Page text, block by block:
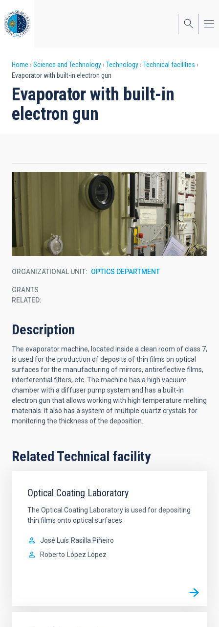
to
main
content
Breadcrumb
Home Science and Technology Technology
Technical facilities
Evaporator with built-in electron gun
Evaporator with built-in
electron gun
ORGANIZATIONAL UNIT OPTICS DEPARTMENT
GRANTS
RELATED:
Description
The evaporator machine, located inside a clean room of class 7,
is used for the production of deposits of thin films on optical
surfaces for the manufacturing of mirrors, antireflective films,
interferential filters, etc. The machine has a high vacuum
chamber with a diffuser pump system and has a built-in
electron gun that allows working with high temperature melting
materials. It also has a system of multiple quartz crystals for
monitoring the thickness of the deposition.
Related Technical facility
Optical Coating Laboratory
The Optical Coating Laboratory is used for depositing
thin films onto optical surfaces
José Luís Rasilla Piñeiro
Roberto López López